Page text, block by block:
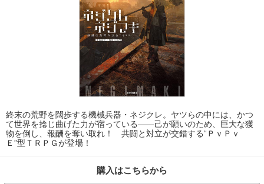
終末の荒野を闊歩する機械兵器・ネジクレ。ヤツらの中には、かつ
て世界を捻じ曲げた力が宿っている――己が願いのため、巨大な獲
物を倒し、報酬を奪い取れ！ 共闘と対立が交錯する“ＰｖＰｖ
Ｅ”型ＴＲＰＧが登場！
購入はこちらから